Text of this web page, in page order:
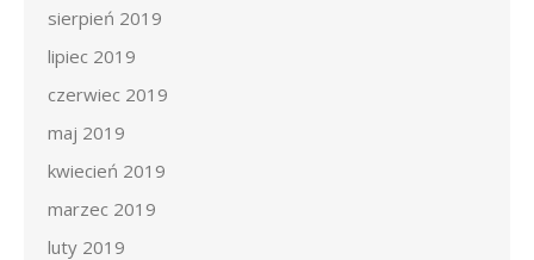
sierpień 2019
lipiec 2019
czerwiec 2019
maj 2019
kwiecień 2019
marzec 2019
luty 2019